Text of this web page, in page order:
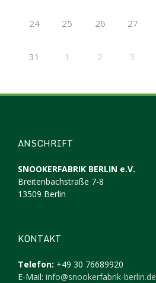
24 25 26 27
31 1 2 3
ANSCHRIFT
SNOOKERFABRIK BERLIN e.V.
Breitenbachstraße 7-8
13509 Berlin
KONTAKT
Telefon: +49 30 76689920
E-Mail: info@snookerfabrik-berlin.de